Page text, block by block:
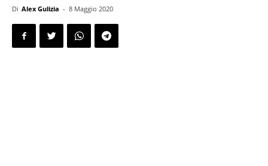
Di Alex Gulizia - 8 Maggio 2020